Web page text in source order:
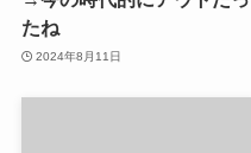
たね
2024年8月11日